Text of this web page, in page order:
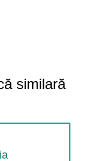
similară